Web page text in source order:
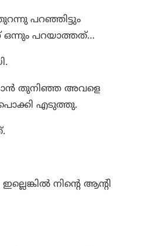
പറഞ്ഞിട്ടും
പറയാത്തത്…
തുനിഞ്ഞ അവളെ
എടുത്തു.
നിന്റെ ആന്റി